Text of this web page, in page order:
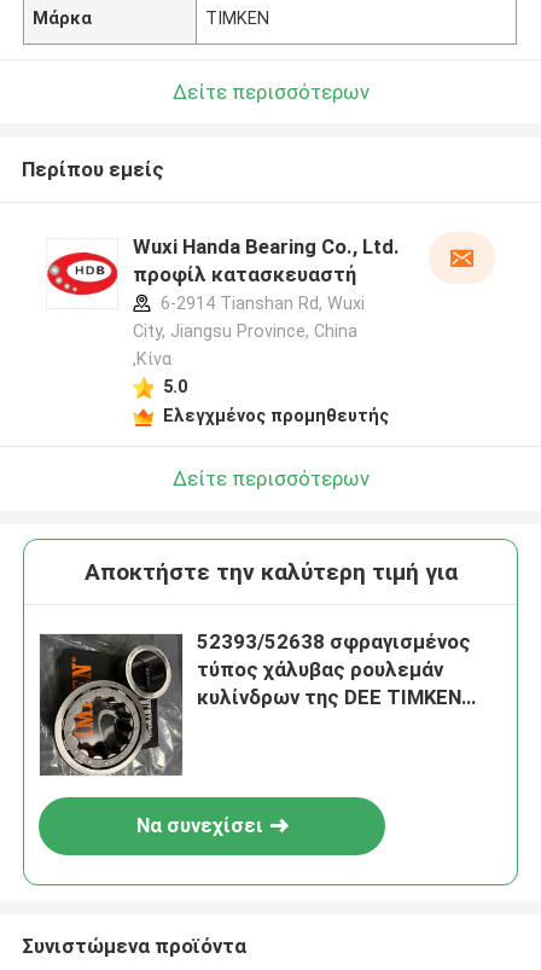
Μάρκα TIMKEN
Δείτε περισσότερων
Περίπου εμείς
Wuxi Handa Bearing Co., Ltd.
προφίλ κατασκευαστή
6-2914 Tianshan Rd, Wuxi
City, Jiangsu Province, China
,Κίνα
5.0
Ελεγχμένος προμηθευτής
Δείτε περισσότερων
Αποκτήστε την καλύτερη τιμή για
52393/52638 σφραγισμένος
τύπος χάλυβας ρουλεμάν
κυλίνδρων της DEE TIMKEN
Να συνεχίσει
Συνιστώμενα προϊόντα